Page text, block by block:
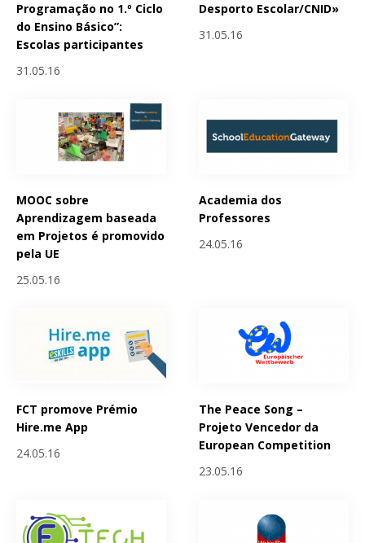
Programação no 1.º Ciclo
do Ensino Básico”:
Escolas participantes
31.05.16
Desporto Escolar/CNID»
31.05.16
MOOC sobre
Aprendizagem baseada
em Projetos é promovido
pela UE
25.05.16
Academia dos
Professores
24.05.16
FCT promove Prémio
Hire.me App
24.05.16
The Peace Song –
Projeto Vencedor da
European Competition
23.05.16